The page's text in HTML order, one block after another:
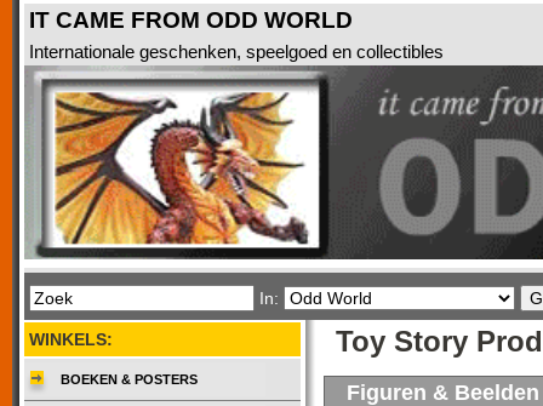
IT CAME FROM ODD WORLD
Internationale geschenken, speelgoed en collectibles
In:
Toy Story
Figuren & Beelden
WINKELS:
BOEKEN & POSTERS